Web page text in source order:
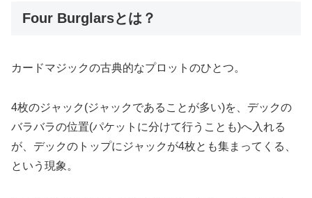
Four Burglarsとは？
カードマジックの古典的なプロットのひとつ。
4枚のジャック(ジャックであることが多い)を、デックの
バラバラの位置(パケットに分けて行うことも)へ入れる
が、デックのトップにジャックが4枚とも集まってくる、
という現象。